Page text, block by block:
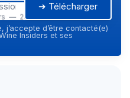
— 2026
➔ Télécharger
j’accepte d’être contacté(e)
Insiders et ses